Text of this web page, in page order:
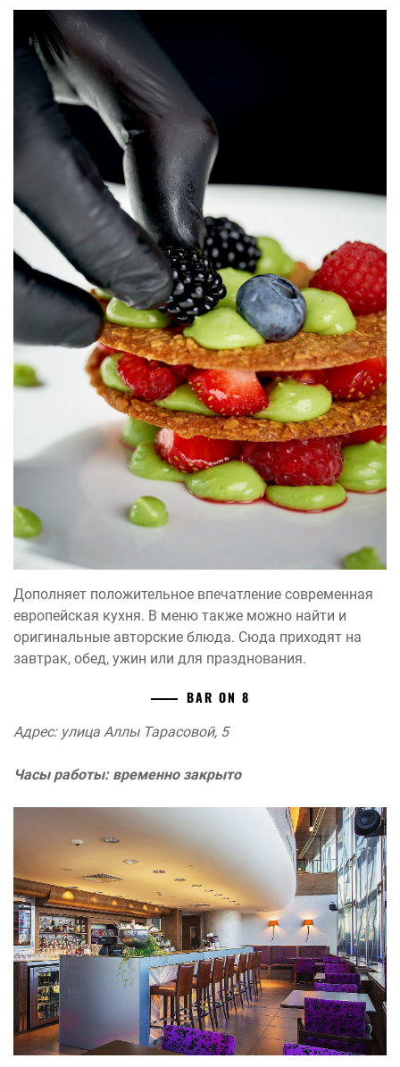
Дополняет положительное впечатление современная
европейская кухня. В меню также можно найти и
оригинальные авторские блюда. Сюда приходят на
завтрак, обед, ужин или для празднования.
BAR ON 8
Адрес: улица Аллы Тарасовой, 5
Часы работы: временно закрыто